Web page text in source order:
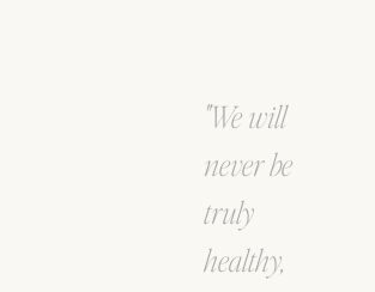
"We will
never be
truly
healthy,